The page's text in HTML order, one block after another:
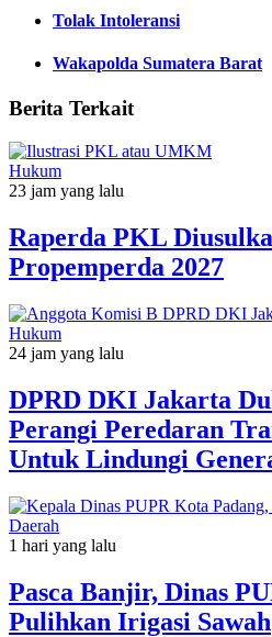
Tolak Intoleransi
Wakapolda Sumatera Barat
Berita Terkait
Hukum
23 jam yang lalu
Raperda PKL
Propemperda 2027
Hukum
24 jam yang lalu
DPRD DKI Jakarta
Perangi Peredaran
Untuk Lindungi
Daerah
1 hari yang lalu
Pasca Banjir, Dinas
Pulihkan Irigasi Sawah